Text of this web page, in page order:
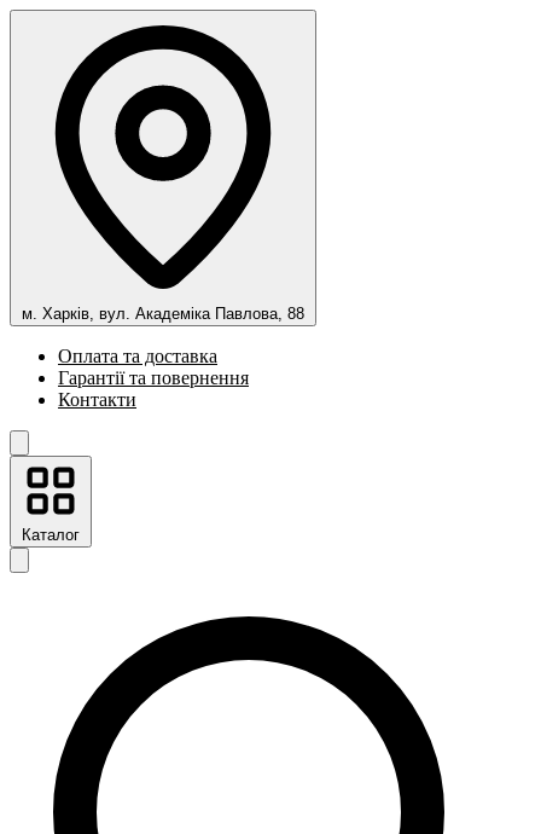
м. Харків, вул. Академіка Павлова, 88
Оплата та доставка
Гарантії та повернення
Контакти
Каталог